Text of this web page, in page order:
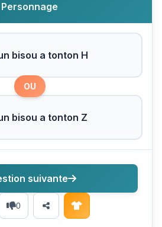
Personnage
bisou a tonton H
OU
bisou a tonton Z
0
suivante